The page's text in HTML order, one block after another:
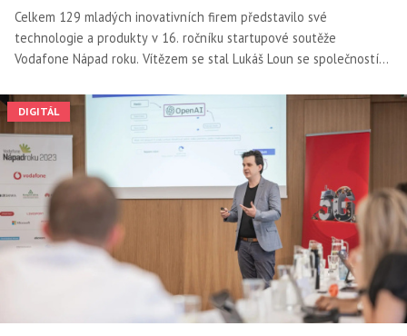
Celkem 129 mladých inovativních firem představilo své
technologie a produkty v 16. ročníku startupové soutěže
Vodafone Nápad roku. Vítězem se stal Lukáš Loun se společností
endoskopická vyšetření a zvyšuje jejich přesnost. Pomáhá tak včas
odhalovat zejména nádory tlustého střeva.
DIGITÁL